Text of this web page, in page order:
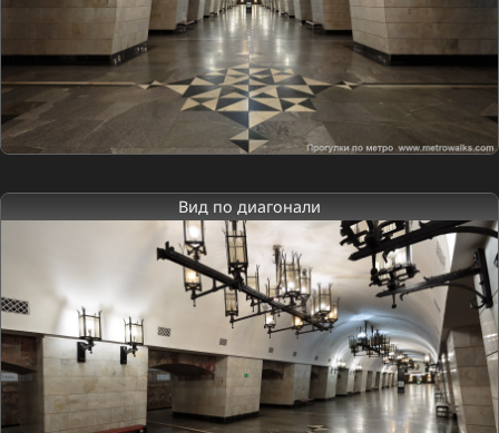
Вид по диагонали